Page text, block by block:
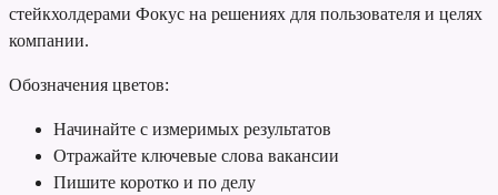
стейкхолдерами Фокус на решениях для пользователя и целях
компании.
Обозначения цветов:
Начинайте с измеримых результатов
Отражайте ключевые слова вакансии
Пишите коротко и по делу